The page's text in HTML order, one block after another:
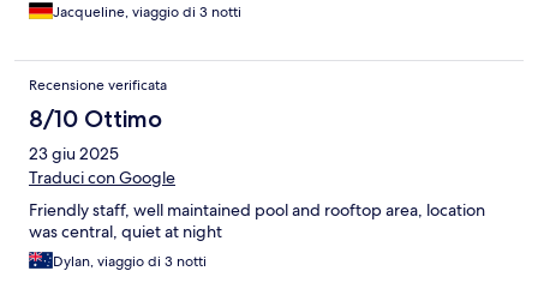
Jacqueline, viaggio di 3 notti
Recensione verificata
8/10 Ottimo
23 giu 2025
Traduci con Google
Friendly staff, well maintained pool and rooftop area, location
was central, quiet at night
Dylan, viaggio di 3 notti